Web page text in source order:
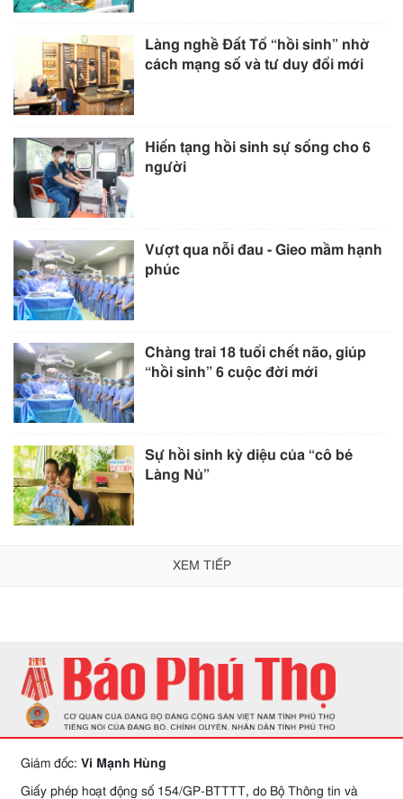
Làng nghề Đất Tổ “hồi sinh” nhờ
cách mạng số và tư duy đổi mới
Hiến tạng hồi sinh sự sống cho 6
người
Vượt qua nỗi đau - Gieo mầm hạnh
phúc
Chàng trai 18 tuổi chết não, giúp
“hồi sinh” 6 cuộc đời mới
Sự hồi sinh kỳ diệu của “cô bé
Làng Nủ”
XEM TIẾP
Giám đốc: Vi Mạnh Hùng
Giấy phép hoạt động số 154/GP-BTTTT, do Bộ Thông tin và